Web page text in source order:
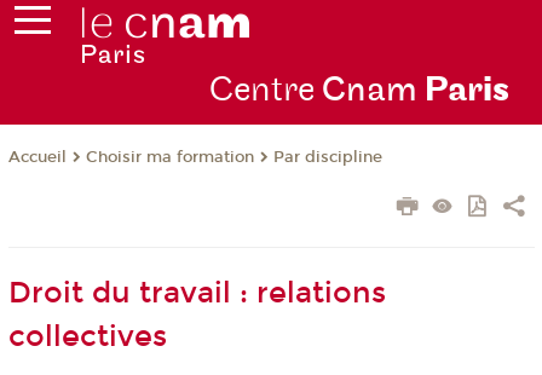
Centre Cnam Paris
Accueil Choisir ma formation Par discipline
Droit du travail : relations
collectives